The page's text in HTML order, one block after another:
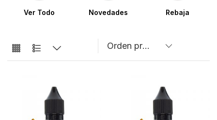
Ver Todo Novedades Rebaja